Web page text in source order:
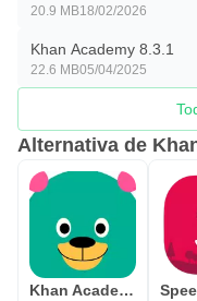
20.9 MB18/02/2026
Khan Academy 8.3.1
22.6 MB05/04/2025
Alternativa de
Khan Academy Kids